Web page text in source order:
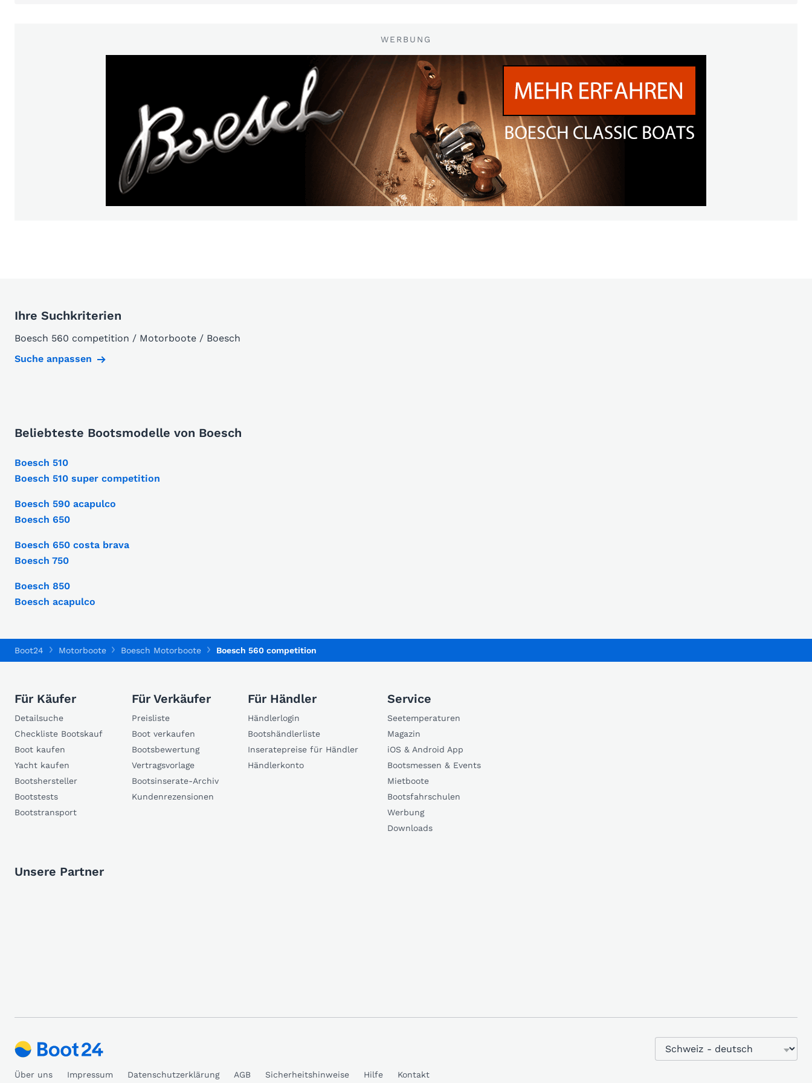
WERBUNG
Ihre Suchkriterien
Boesch 560 competition / Motorboote / Boesch
Suche anpassen
Beliebteste Bootsmodelle von Boesch
Boesch 510
Boesch 510 super competition
Boesch 590 acapulco
Boesch 650
Boesch 650 costa brava
Boesch 750
Boesch 850
Boesch acapulco
Boot24 Motorboote Boesch Motorboote Boesch 560 competition
Für Käufer
Detailsuche
Checkliste Bootskauf
Boot kaufen
Yacht kaufen
Bootshersteller
Bootstests
Bootstransport
Für Verkäufer
Preisliste
Boot verkaufen
Bootsbewertung
Vertragsvorlage
Bootsinserate-Archiv
Kundenrezensionen
Für Händler
Händlerlogin
Bootshändlerliste
Inseratepreise für Händler
Händlerkonto
Service
Seetemperaturen
Magazin
iOS & Android App
Bootsmessen & Events
Mietboote
Bootsfahrschulen
Werbung
Downloads
Unsere Partner
Über uns Impressum Datenschutzerklärung AGB Sicherheitshinweise Hilfe Kontakt